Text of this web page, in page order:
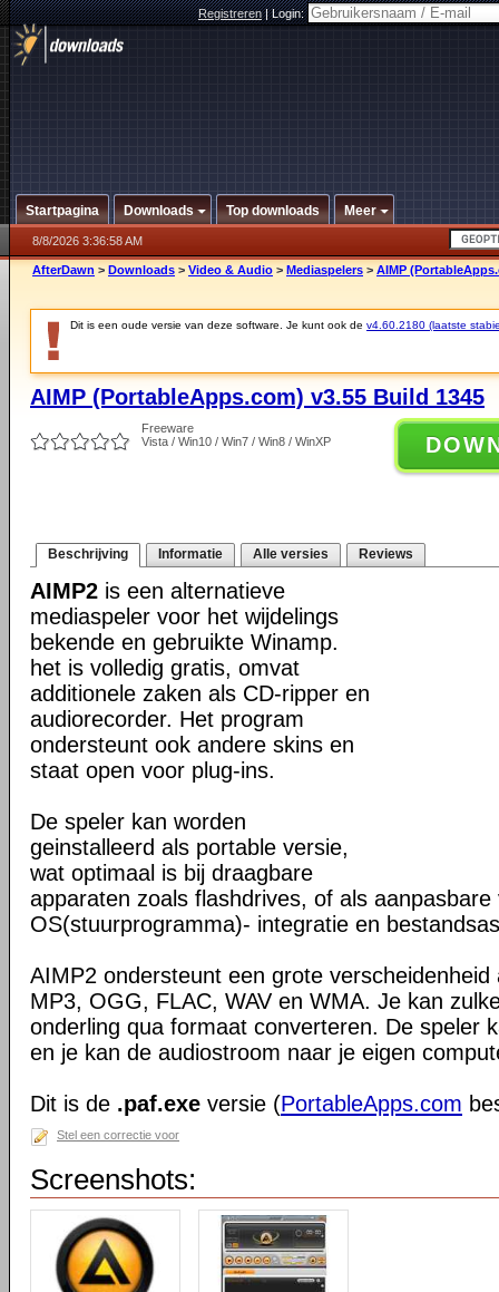
Registreren|Login:
Startpagina Downloads Top downloads Meer
8/8/2026 3:36:58 AM
AfterDawn > Downloads > Video & Audio > Mediaspelers > AIMP
Dit is een oude versie van deze software. Je kunt ook de v4.60.2180 (laatste
AIMP (PortableApps.com) v3.55 Build 1345
Freeware
Vista / Win10 / Win7 / Win8 / WinXP
Beschrijving Informatie Alle versies Reviews
AIMP2 is een alternatieve
mediaspeler voor het wijdelings
bekende en gebruikte Winamp.
het is volledig gratis, omvat
additionele zaken als CD-ripper en
audiorecorder. Het program
ondersteunt ook andere skins en
staat open voor plug-ins.
De speler kan worden
geinstalleerd als portable versie,
wat optimaal is bij draagbare
apparaten zoals flashdrives, of als aanpasbare
OS(stuurprogramma)- integratie en
AIMP2 ondersteunt een grote
MP3, OGG, FLAC, WAV en WMA. Je kan
onderling qua formaat converteren. De speler
en je kan de audiostroom naar je eigen
Dit is de .paf.exe versie (PortableApps.com
Stel een correctie voor
Screenshots: